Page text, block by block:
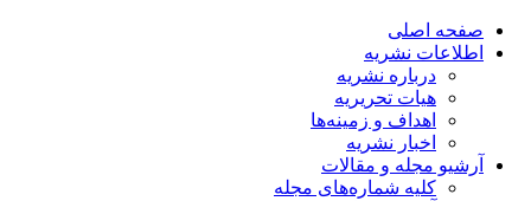
صفحه اصلی
اطلاعات نشریه
درباره نشریه
هیات تحریریه
اهداف و زمینه‌ها
اخبار نشریه
آرشیو مجله و مقالات
کلیه شماره‌های مجله